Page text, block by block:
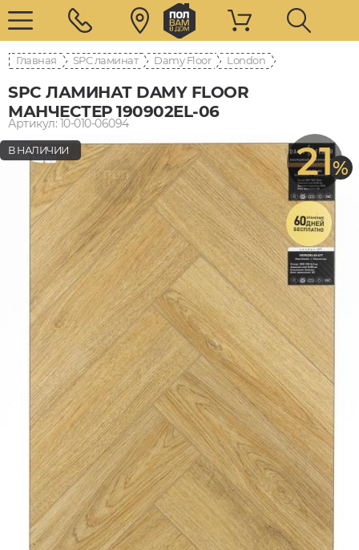
Главная SPC ламинат Damy Floor London
SPC ЛАМИНАТ DAMY FLOOR
МАНЧЕСТЕР 190902EL-06
Артикул: 10-010-06094
21%
В НАЛИЧИИ